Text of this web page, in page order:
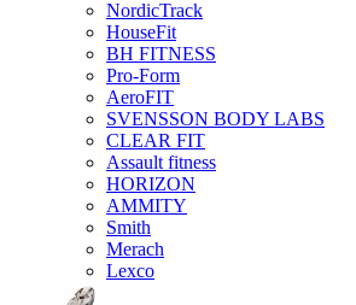
NordicTrack
HouseFit
BH FITNESS
Pro-Form
AeroFIT
SVENSSON BODY LABS
CLEAR FIT
Assault fitness
HORIZON
AMMITY
Smith
Merach
Lexco